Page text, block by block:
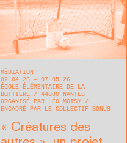
MÉDIATION
02.04.26 — 07.05.26
ÉCOLE ÉLÉMENTAIRE DE LA
BOTTIÈRE
44000 NANTES
ORGANISÉ PAR LÉO MOISY
ENCADRÉ PAR LE COLLECTIF BONUS
« Créatures des